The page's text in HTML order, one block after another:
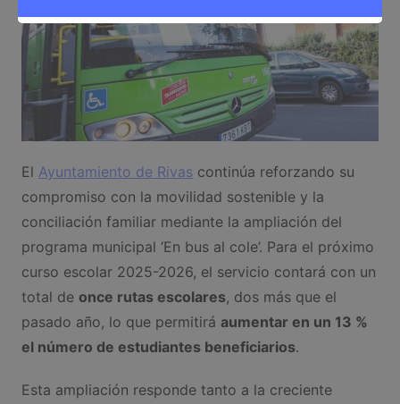
El Ayuntamiento de Rivascontinúa reforzando su
compromiso con la movilidad sostenible y la
conciliación familiar mediante la ampliación del
programa municipal ‘En bus al cole’. Para el próximo
curso escolar 2025-2026, el servicio contará con un
total de once rutas escolares, dos más que el
pasado año, lo que permitirá aumentar en un 13 %
el número de estudiantes beneficiarios.
Esta ampliación responde tanto a la creciente